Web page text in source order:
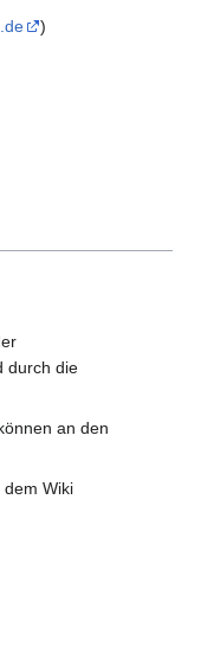
)
durch die
an den
Wiki